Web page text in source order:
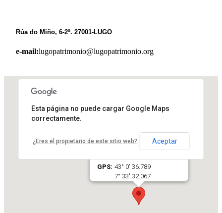
Rúa do Miño, 6-2º. 27001-LUGO
e-mail:lugopatrimonio@lugopatrimonio.org
LugoPatrimonio
Rúa do Miño, 6-2º. 27001-LUGO
GPS: 43° 0' 36.789
7° 33' 32.067
Esta página no puede cargar Google Maps
correctamente.
¿Eres el propietario de este sitio web? Aceptar